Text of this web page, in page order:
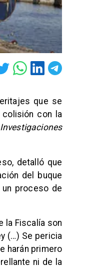
que se
colisión con la
detalló que
del buque
proceso de
la Fiscalía son
(…) Se pericia
harán primero
ni de la